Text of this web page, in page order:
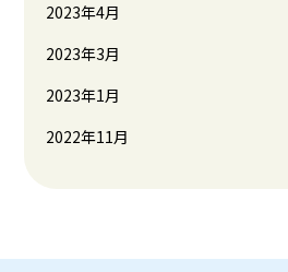
2023年4月
2023年3月
2023年1月
2022年11月